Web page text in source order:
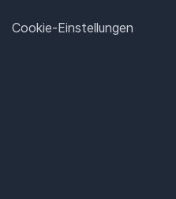
Cookie-Einstellungen